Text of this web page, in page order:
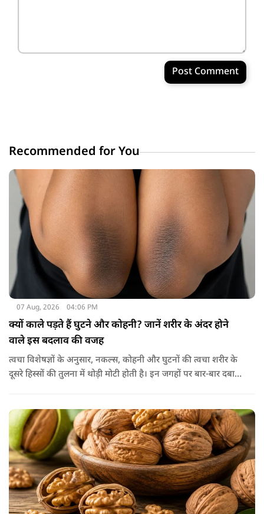
Post Comment
Recommended for You
07 Aug, 2026 04:06 PM
क्यों काले पड़ते हैं घुटने और कोहनी? जानें शरीर के अंदर होने
वाले इस बदलाव की वजह
त्वचा विशेषज्ञों के अनुसार, नकल्स, कोहनी और घुटनों की त्वचा शरीर के
दूसरे हिस्सों की तुलना में थोड़ी मोटी होती है। इन जगहों पर बार-बार दबाव